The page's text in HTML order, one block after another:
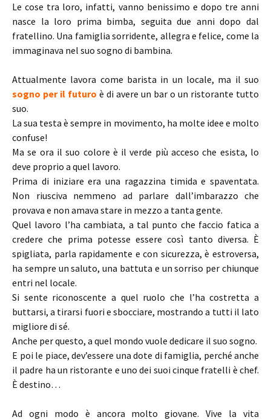
Le cose tra loro, infatti, vanno benissimo e dopo tre anni
nasce la loro prima bimba, seguita due anni dopo dal
fratellino. Una famiglia sorridente, allegra e felice, come la
immaginava nel suo sogno di bambina.
Attualmente lavora come barista in un locale, ma il suo
sogno per il futuro è di avere un bar o un ristorante tutto
suo.
La sua testa è sempre in movimento, ha molte idee e molto
confuse!
Ma se ora il suo colore è il verde più acceso che esista, lo
deve proprio a quel lavoro.
Prima di iniziare era una ragazzina timida e spaventata.
Non riusciva nemmeno ad parlare dall’imbarazzo che
provava e non amava stare in mezzo a tanta gente.
Quel lavoro l’ha cambiata, a tal punto che faccio fatica a
credere che prima potesse essere così tanto diversa. È
spigliata, parla rapidamente e con sicurezza, è estroversa,
ha sempre un saluto, una battuta e un sorriso per chiunque
entri nel locale.
Si sente riconoscente a quel ruolo che l’ha costretta a
buttarsi, a tirarsi fuori e sbocciare, mostrando a tutti il lato
migliore di sé.
Anche per questo, a quel mondo vuole dedicare il suo sogno.
E poi le piace, dev’essere una dote di famiglia, perché anche
il padre ha un ristorante e uno dei suoi cinque fratelli è chef.
È destino…
Ad ogni modo è ancora molto giovane. Vive la vita